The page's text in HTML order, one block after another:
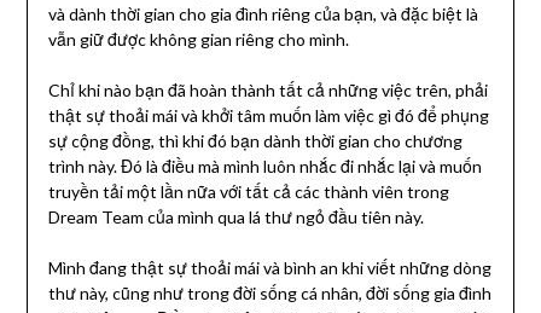
và dành thời gian cho gia đình riêng của bạn, và đặc biệt là
vẫn giữ được không gian riêng cho mình.
Chỉ khi nào bạn đã hoàn thành tất cả những việc trên, phải
thật sự thoải mái và khởi tâm muốn làm việc gì đó để phụng
sự cộng đồng, thì khi đó bạn dành thời gian cho chương
trình này. Đó là điều mà mình luôn nhắc đi nhắc lại và muốn
truyền tải một lần nữa với tất cả các thành viên trong
Dream Team của mình qua lá thư ngỏ đầu tiên này.
Mình đang thật sự thoải mái và bình an khi viết những dòng
thư này, cũng như trong đời sống cá nhân, đời sống gia đình